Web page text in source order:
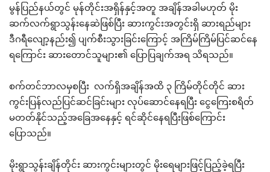
မွန်ပြည်နယ်တွင် မုန်တိုင်းအရှိန်နှင့်အတူ အချိန်အခါမဟုတ် မိုး
ဆက်လက်ရွာသွန်းနေဆဲဖြစ်ပြီး ဆားကွင်းအတွင်းရှိ ဆားရည်များ
ဒီဂရီလျော့နည်း၍ ပျက်စီးသွားခြင်းကြောင့် အကြိမ်ကြိမ်ပြင်ဆင်နေ
ရကြောင်း ဆားတောင်သူများ၏ ပြောပြချက်အရ သိရသည်။
စက်တင်ဘာလမှစပြီး လက်ရှိအချိန်အထိ ၃ ကြိမ်တိုင်တိုင် ဆား
ကွင်းပြန်လည်ပြင်ဆင်ခြင်းများ လုပ်ဆောင်နေရပြီး ငွေကြေးစရိတ်
မတတ်နိုင်သည့်အခြေအနေနှင့် ရင်ဆိုင်နေရပြီးဖြစ်ကြောင်း
ပြောသည်။
မိုးရွာသွန်းချိန်တိုင်း ဆားကွင်းများတွင် မိုးရေများဖြင့်ပြည့်ခဲ့ရပြီး